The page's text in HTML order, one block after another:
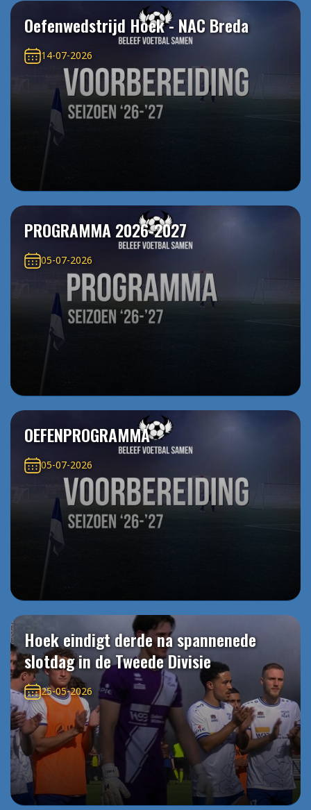
Oefenwedstrijd Hoek - NAC Breda
14-07-2026
PROGRAMMA 2026-2027
05-07-2026
OEFENPROGRAMMA
05-07-2026
Hoek eindigt derde na spannenede
slotdag in de Tweede Divisie
25-05-2026